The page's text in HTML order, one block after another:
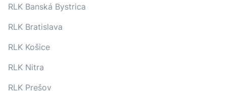
RLK Banská Bystrica
RLK Bratislava
RLK Košice
RLK Nitra
RLK Prešov